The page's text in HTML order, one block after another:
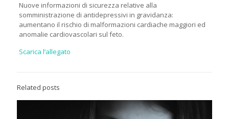
Nuove informazioni di sicurezza relative alla
somministrazione di antidepressivi in gravidanza:
aumentano il rischio di malformazioni cardiache maggiori ed
anomalie cardiovascolari sul feto.
Scarica l’allegato
Related posts